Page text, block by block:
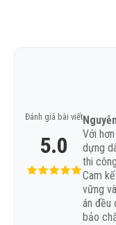
Đánh giá bài viết
5.0
Với
dựng
thi công
Cam
vững
án
bảo